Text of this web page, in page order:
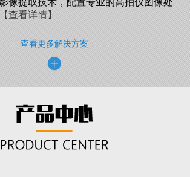
像提取技术，配置专业的高拍仪图像处
查看详情】
查看更多解决方案